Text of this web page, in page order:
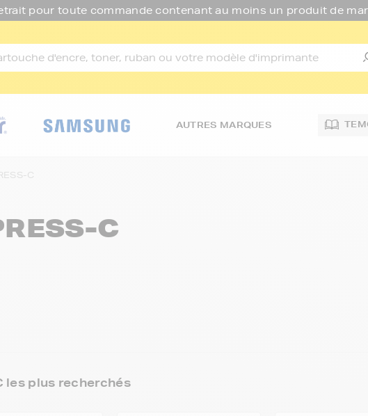
pour toute commande contenant au moins un produit de
AUTRES MARQUES
C
C
les plus recherchés